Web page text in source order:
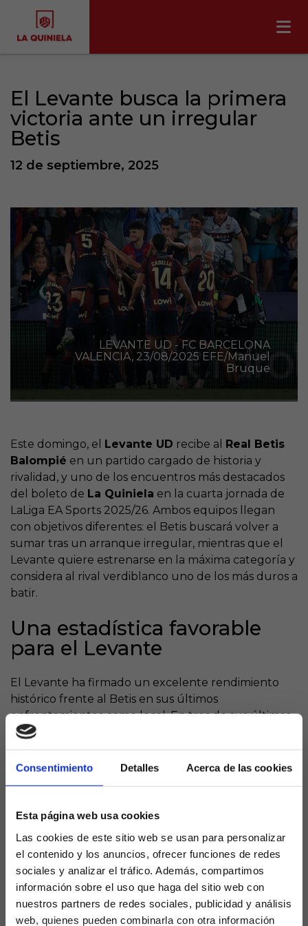
Consentimiento Detalles Acerca de las cookies
Esta página web usa cookies
Las cookies de este sitio web se usan para personalizar
el contenido y los anuncios, ofrecer funciones de redes
sociales y analizar el tráfico. Además, compartimos
información sobre el uso que haga del sitio web con
nuestros partners de redes sociales, publicidad y análisis
web, quienes pueden combinarla con otra información
El Levante busca la primera
victoria ante un irregular
Betis
12 de septiembre, 2025
LEVANTE UD - FC BARCELONA
VALENCIA, 23/08/2025 EFE/Manuel
Bruque
Este domingo, el Levante UD recibe al Real Betis
Balompié en un partido cargado de historia y
rivalidad, y uno de los encuentros más destacados
del boleto de La Quiniela en la cuarta jornada de
LaLiga EA Sports 2025/26. Ambos equipos llegan
con objetivos diferentes: el Betis buscará volver a
sumar tras un arranque irregular, mientras que el
Levante quiere estrenarse en la máxima categoría y
considera al rival verdiblanco uno de los más duros a
batir.
Una estadística favorable
para el Levante
El Levante ha firmado un excelente rendimiento
histórico frente al Betis en sus últimos
enfrentamientos como local. En tres de sus últimas
cuatro visitas del Betis a Valencia, el Levante ha
logrado la victoria, y en esos triunfos anotando
cuatro goles en cada uno. 4-0 en la 18/19, 4-2 en la
previa a su descenso a Segunda, con un 2-4 para los
béticos, lo que añade morbo a este duelo.
Levante quiere romper la
mala racha de este curso
El Levante aún no ha sumado puntos esta